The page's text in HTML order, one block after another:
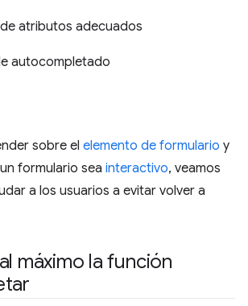
atributos adecuados
autocompletado
sobre el elemento de formulario y
formulario sea interactivo, veamos
a los usuarios a evitar volver a
máximo la función